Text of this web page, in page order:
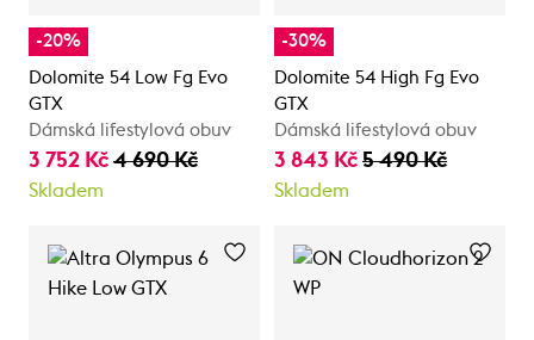
-20%
Dolomite 54 Low Fg Evo
GTX
Dámská lifestylová obuv
3 752 Kč 4 690 Kč
Skladem
-30%
Dolomite 54 High Fg Evo
GTX
Dámská lifestylová obuv
3 843 Kč 5 490 Kč
Skladem